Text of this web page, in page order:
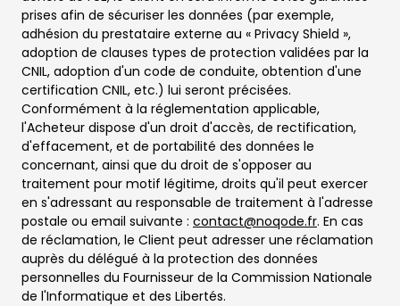
prises afin de sécuriser les données (par exemple,
adhésion du prestataire externe au « Privacy Shield »,
adoption de clauses types de protection validées par la
CNIL, adoption d'un code de conduite, obtention d'une
certification CNIL, etc.) lui seront précisées.
Conformément à la réglementation applicable,
l'Acheteur dispose d'un droit d'accès, de rectification,
d'effacement, et de portabilité des données le
concernant, ainsi que du droit de s'opposer au
traitement pour motif légitime, droits qu'il peut exercer
en s'adressant au responsable de traitement à l'adresse
postale ou email suivante : contact@noqode.fr. En cas
de réclamation, le Client peut adresser une réclamation
auprès du délégué à la protection des données
personnelles du Fournisseur de la Commission Nationale
de l'Informatique et des Libertés.